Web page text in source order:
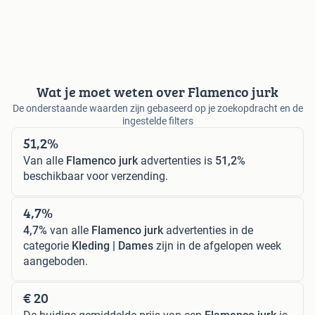
Wat je moet weten over Flamenco jurk
De onderstaande waarden zijn gebaseerd op je zoekopdracht en de
ingestelde filters
51,2%
Van alle Flamenco jurkadvertenties is 51,2%
beschikbaar voor verzending.
4,7%
4,7% van alle Flamenco jurkadvertenties in de
categorie Kleding | Dames zijn in de afgelopen week
aangeboden.
€ 20